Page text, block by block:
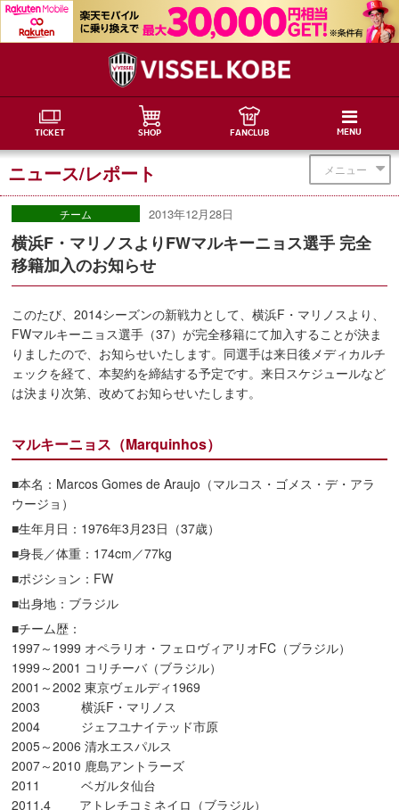
TICKET SHOP FANCLUB MENU
メニュー
ニュース/レポート
チーム 2013年12月28日
横浜F・マリノスよりFWマルキーニョス選手 完全
移籍加入のお知らせ
このたび、2014シーズンの新戦力として、横浜F・マリノスより、
FWマルキーニョス選手（37）が完全移籍にて加入することが決ま
りましたので、お知らせいたします。同選手は来日後メディカルチ
ェックを経て、本契約を締結する予定です。来日スケジュールなど
は決まり次第、改めてお知らせいたします。
マルキーニョス（Marquinhos）
■本名：Marcos Gomes de Araujo（マルコス・ゴメス・デ・アラ
ウージョ）
■生年月日：1976年3月23日（37歳）
■身長／体重：174cm／77kg
■ポジション：FW
■出身地：ブラジル
■チーム歴：
1997～1999 オペラリオ・フェロヴィアリオFC（ブラジル）
1999～2001 コリチーバ（ブラジル）
2001～2002 東京ヴェルディ1969
2003 横浜F・マリノス
2004 ジェフユナイテッド市原
2005～2006 清水エスパルス
2007～2010 鹿島アントラーズ
2011 ベガルタ仙台
2011.4 アトレチコミネイロ（ブラジル）